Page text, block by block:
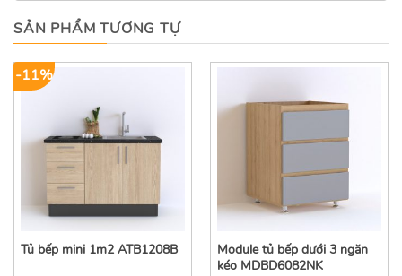
SẢN PHẨM TƯƠNG TỰ
-11%
Tủ bếp mini 1m2 ATB1208B
Module tủ bếp dưới 3 ngăn
kéo MDBD6082NK